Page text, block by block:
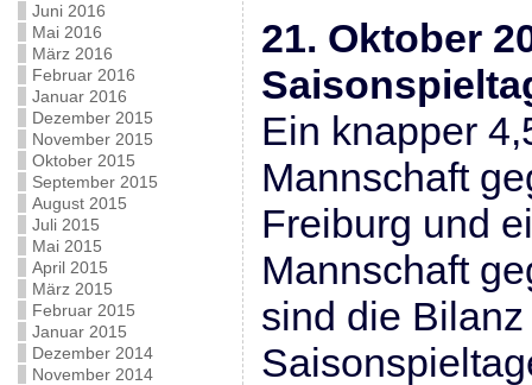
Juni 2016
Mai 2016
März 2016
Februar 2016
Januar 2016
Dezember 2015
November 2015
Oktober 2015
September 2015
August 2015
Juli 2015
Mai 2015
April 2015
März 2015
Februar 2015
Januar 2015
Dezember 2014
November 2014
21. Oktober
Ein knapper
Mannschaft
Freiburg und
Mannschaft
sind die